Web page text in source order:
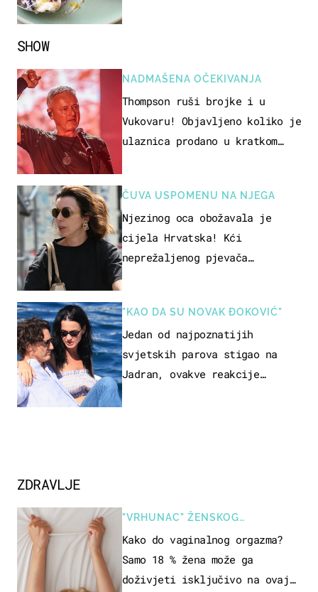
SHOW
NADMAŠENA OČEKIVANJA
Thompson ruši brojke i u
Vukovaru! Objavljeno koliko je
ulaznica prodano u kratkom
ČUVA USPOMENU NA NJEGA
Njezinog oca obožavala je
cijela Hrvatska! Kći
neprežaljenog pjevača
"KAO DA SU NOVAK ĐOKOVIĆ"
Jedan od najpoznatijih
svjetskih parova stigao na
Jadran, ovakve reakcije
ZDRAVLJE
"VRHUNAC" ŽENSKOG
SEKSUALNOG ISKUSTVA
Kako do vaginalnog orgazma?
Samo 18 % žena može ga
doživjeti isključivo na ovaj